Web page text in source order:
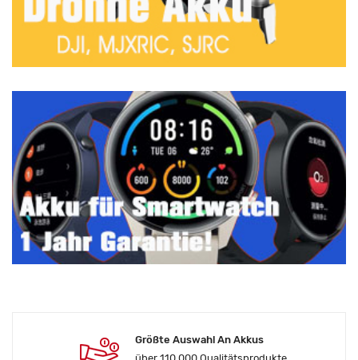
Größte Auswahl An Akkus